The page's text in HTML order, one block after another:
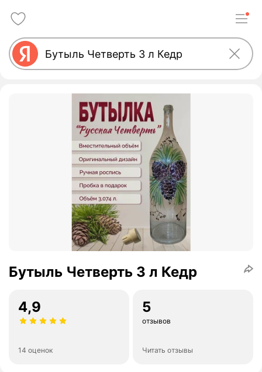
Бутыль Четверть 3 л Кедр
4,9
14 оценок
5
отзывов
Читать отзывы